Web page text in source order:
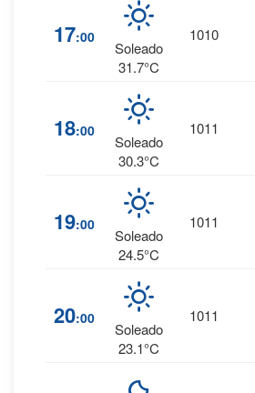
17:00
Soleado
31.7°C
1010
18:00
Soleado
30.3°C
1011
19:00
Soleado
24.5°C
1011
20:00
Soleado
23.1°C
1011